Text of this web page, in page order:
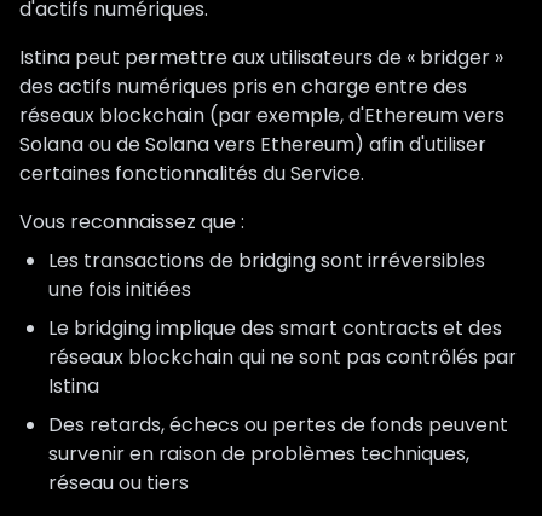
d'actifs numériques.
Istina peut permettre aux utilisateurs de « bridger »
des actifs numériques pris en charge entre des
réseaux blockchain (par exemple, d'Ethereum vers
Solana ou de Solana vers Ethereum) afin d'utiliser
certaines fonctionnalités du Service.
Vous reconnaissez que :
Les transactions de bridging sont irréversibles
une fois initiées
Le bridging implique des smart contracts et des
réseaux blockchain qui ne sont pas contrôlés par
Istina
Des retards, échecs ou pertes de fonds peuvent
survenir en raison de problèmes techniques,
réseau ou tiers